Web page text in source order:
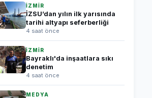
İZMİR
İZSU’dan yılın ilk yarısında
tarihi altyapı seferberliği
4 saat önce
İZMİR
Bayraklı'da inşaatlara sıkı
denetim
4 saat önce
MEDYA